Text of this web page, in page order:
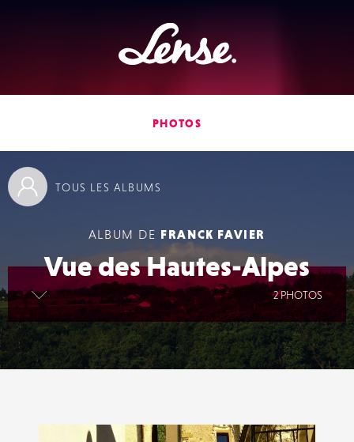
Lense
PHOTOS
ALBUM DE FRANCK FAVIER
Vue des Hautes-Alpes
lire la suite
2 PHOTOS
TOUS LES ALBUMS